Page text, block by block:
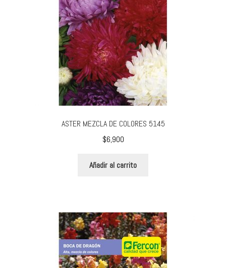
elegir
en
la
página
de
producto
ASTER MEZCLA DE COLORES 5145
$6,900
Añadir al carrito